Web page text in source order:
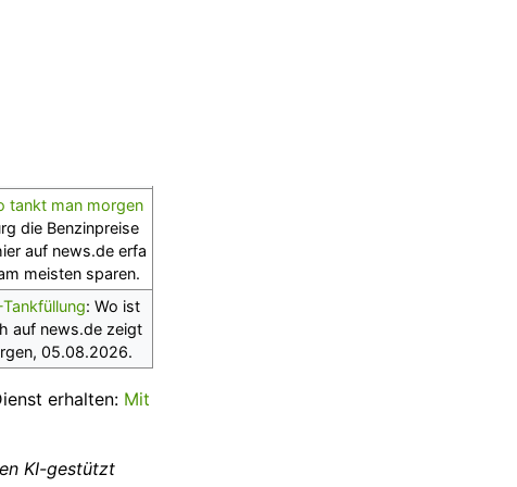
tankt man morgen
die Benzinpreise
auf news.de erfa
meisten sparen.
: Wo ist
auf news.de zeigt
05.08.2026.
erhalten: Mit
KI-gestützt